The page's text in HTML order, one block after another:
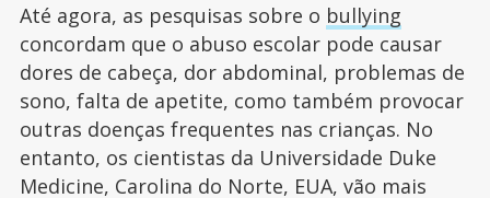
Até agora, as pesquisas sobre o bullying
concordam que o abuso escolar pode causar
dores de cabeça, dor abdominal, problemas de
sono, falta de apetite, como também provocar
outras doenças frequentes nas crianças. No
entanto, os cientistas da Universidade Duke
Medicine, Carolina do Norte, EUA, vão mais